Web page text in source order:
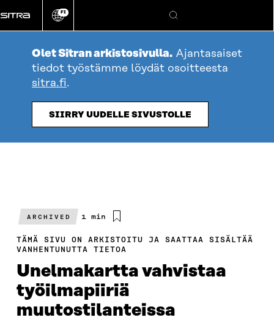
suoraan
sisältöön
Vaihda
kieli
FI
Hae
Olet Sitran arkistosivulla. Ajantasaiset
tiedot työstämme löydät osoitteesta
sitra.fi.
SIIRRY UUDELLE SIVUSTOLLE
ARCHIVED
Arvioitu
1 min
TÄMÄ SIVU ON ARKISTOITU JA SAATTAA SISÄLTÄÄ
VANHENTUNUTTA TIETOA
Unelmakartta vahvistaa
työilmapiiriä
muutostilanteissa